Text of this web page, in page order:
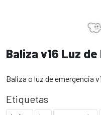
Baliza v16 Luz
Baliza o luz de emergencia
Etiquetas